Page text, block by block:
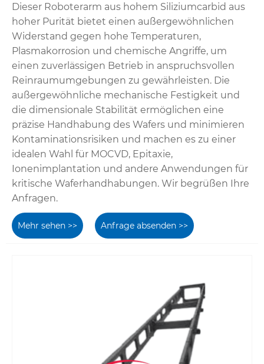
Dieser Roboterarm aus hohem Siliziumcarbid aus
hoher Purität bietet einen außergewöhnlichen
Widerstand gegen hohe Temperaturen,
Plasmakorrosion und chemische Angriffe, um
einen zuverlässigen Betrieb in anspruchsvollen
Reinraumumgebungen zu gewährleisten. Die
außergewöhnliche mechanische Festigkeit und
die dimensionale Stabilität ermöglichen eine
präzise Handhabung des Wafers und minimieren
Kontaminationsrisiken und machen es zu einer
idealen Wahl für MOCVD, Epitaxie,
Ionenimplantation und andere Anwendungen für
kritische Waferhandhabungen. Wir begrüßen Ihre
Anfragen.
Mehr sehen >> Anfrage absenden >>